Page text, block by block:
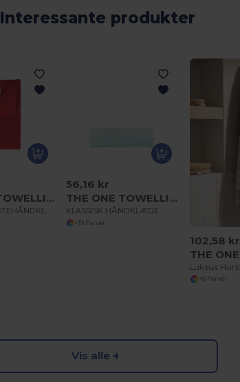
Interessante produkter
THE ONE TOWELLING OTC30
KLASSISK GÆSTEHÅNDKLÆDE
56,16 kr
THE ONE TOWELLING OTC50
KLASSISK HÅNDKLÆDE
+19 Farver
102,58 kr
+6 Farver
Vis alle